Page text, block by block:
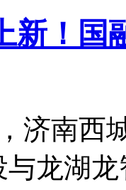
新！国
南西城
龙湖